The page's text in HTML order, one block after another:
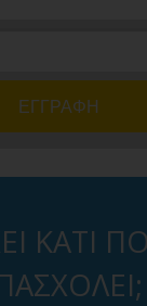
ΚΑΤΙ